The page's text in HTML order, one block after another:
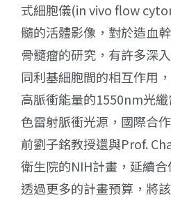
式細胞儀(in vivo flow
髓的活體影像，對於造血
骨髓瘤的研究，有許多深
同利基細胞間的相互作用
高脈衝能量的1550nm光
色雷射脈衝光源，國際合
前劉子銘教授還與Prof.
衛生院的NIH計畫，延續
透過更多的計畫預算，將